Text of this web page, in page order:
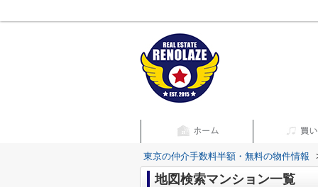
東京の仲介手数料半額・無料の物件情報
地図検索マンション一覧